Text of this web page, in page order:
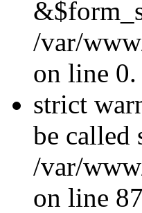
/var/
on line 0.
strict
be called
/var/
on line